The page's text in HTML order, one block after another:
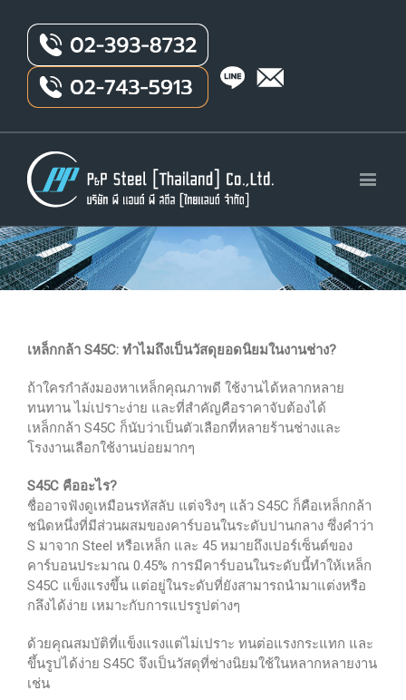
เหล็กกล้า S45C: ทำไมถึงเป็นวัสดุยอดนิยมในงานช่าง?
ถ้าใครกำลังมองหาเหล็กคุณภาพดี ใช้งานได้หลากหลาย
ทนทาน ไม่เปราะง่าย และที่สำคัญคือราคาจับต้องได้
เหล็กกล้า S45C ก็นับว่าเป็นตัวเลือกที่หลายร้านช่างและ
โรงงานเลือกใช้งานบ่อยมากๆ
S45C คืออะไร?
ชื่ออาจฟังดูเหมือนรหัสลับ แต่จริงๆ แล้ว S45C ก็คือเหล็กกล้า
ชนิดหนึ่งที่มีส่วนผสมของคาร์บอนในระดับปานกลาง ซึ่งคำว่า
S มาจาก Steel หรือเหล็ก และ 45 หมายถึงเปอร์เซ็นต์ของ
คาร์บอนประมาณ 0.45% การมีคาร์บอนในระดับนี้ทำให้เหล็ก
S45C แข็งแรงขึ้น แต่อยู่ในระดับที่ยังสามารถนำมาแต่งหรือ
กลึงได้ง่าย เหมาะกับการแปรรูปต่างๆ
ด้วยคุณสมบัติที่แข็งแรงแต่ไม่เปราะ ทนต่อแรงกระแทก และ
ขึ้นรูปได้ง่าย S45C จึงเป็นวัสดุที่ช่างนิยมใช้ในหลากหลายงาน
เช่น